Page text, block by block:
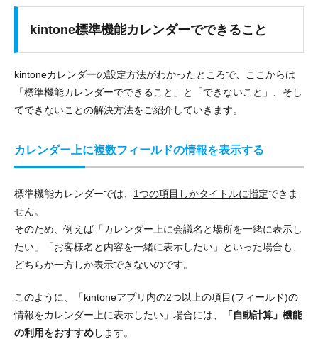
kintone標準機能カレンダーでできること
kintoneカレンダーの設定方法がわかったところで、ここからは
「標準機能カレンダーでできること」
と 「できないこと」
、そし
てできないことの解決方法をご紹介していきます。
カレンダー上に複数フィールドの情報を表示する
標準機能カレンダーでは、 1つの項目しかタイトルに指定できま
せん。
そのため、例えば「カレンダー上に会議名と場所を一緒に表示し
たい」「お客様名と内容を一緒に表示したい」といった場合も、
どちらか一方しか表示できないのです。
このように、「kintoneアプリ内の2つ以上の項目(フィールド)の
情報をカレンダー上に表示したい」場合には、
「自動計算」機能
の利用をおすすめします。